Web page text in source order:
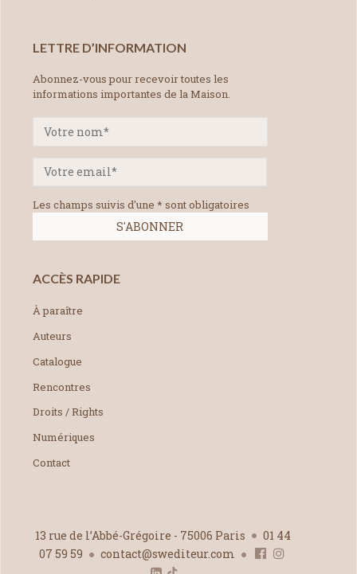
LETTRE D’INFORMATION
Abonnez-vous pour recevoir toutes les
informations importantes de la Maison.
Les champs suivis d'une * sont obligatoires
ACCÈS RAPIDE
À paraître
Auteurs
Catalogue
Rencontres
Droits / Rights
Numériques
Contact
13 rue de l’Abbé-Grégoire - 75006 Paris
01 44
07 59 59
contact@swediteur.com